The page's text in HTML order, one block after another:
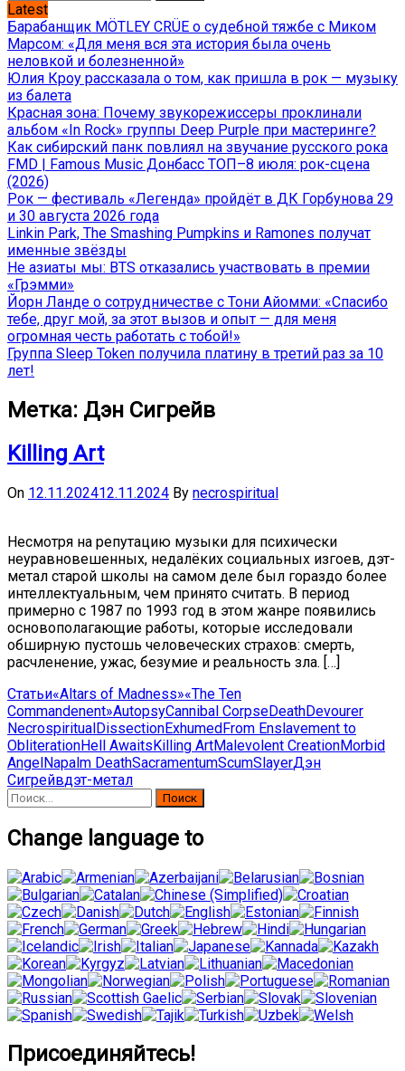
Latest
Барабанщик MÖTLEY CRÜE о судебной тяжбе с Миком
Марсом: «Для меня вся эта история была очень
неловкой и болезненной»
Юлия Кроу рассказала о том, как пришла в рок — музыку
из балета
Красная зона: Почему звукорежиссеры проклинали
альбом «In Rock» группы Deep Purple при мастеринге?
Как сибирский панк повлиял на звучание русского рока
FMD | Famous Music Донбасс ТОП–8 июля: рок-сцена
(2026)
Рок — фестиваль «Легенда» пройдёт в ДК Горбунова 29
и 30 августа 2026 года
Linkin Park, The Smashing Pumpkins и Ramones получат
именные звёзды
Не азиаты мы: BTS отказались участвовать в премии
«Грэмми»
Йорн Ланде о сотрудничестве с Тони Айомми: «Спасибо
тебе, друг мой, за этот вызов и опыт — для меня
огромная честь работать с тобой!»
Группа Sleep Token получила платину в третий раз за 10
лет!
Метка: Дэн Сигрейв
Killing Art
On 12.11.202412.11.2024 By necrospiritual
Несмотря на репутацию музыки для психически
неуравновешенных, недалёких социальных изгоев, дэт-
метал старой школы на самом деле был гораздо более
интеллектуальным, чем принято считать. В период
примерно с 1987 по 1993 год в этом жанре появились
основополагающие работы, которые исследовали
обширную пустошь человеческих страхов: смерть,
расчленение, ужас, безумие и реальность зла. […]
Статьи«Altars of Madness»«The Ten
Commandenent»AutopsyCannibal CorpseDeathDevourer
NecrospiritualDissectionExhumedFrom Enslavement to
ObliterationHell AwaitsKilling ArtMalevolent CreationMorbid
AngelNapalm DeathSacramentumScumSlayerДэн
Сигрейвдэт-метал
Найти:
Change language to
Присоединяйтесь!